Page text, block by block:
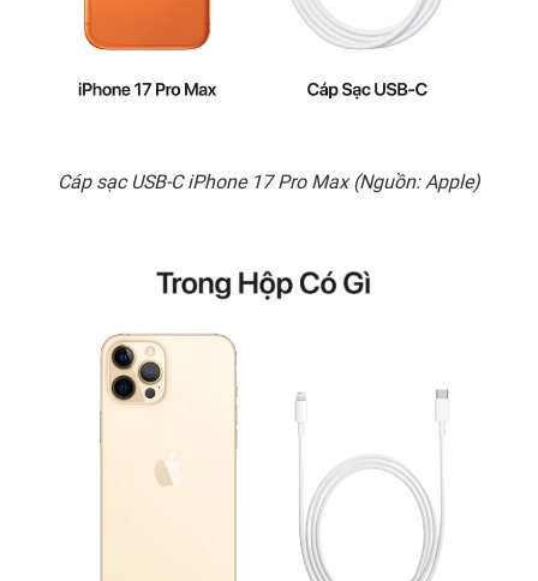
Cáp sạc USB-C iPhone 17 Pro Max (Nguồn: Apple)